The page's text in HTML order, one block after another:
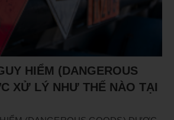
HIỂM (DANGEROUS
XỬ LÝ NHƯ THẾ NÀO TẠI